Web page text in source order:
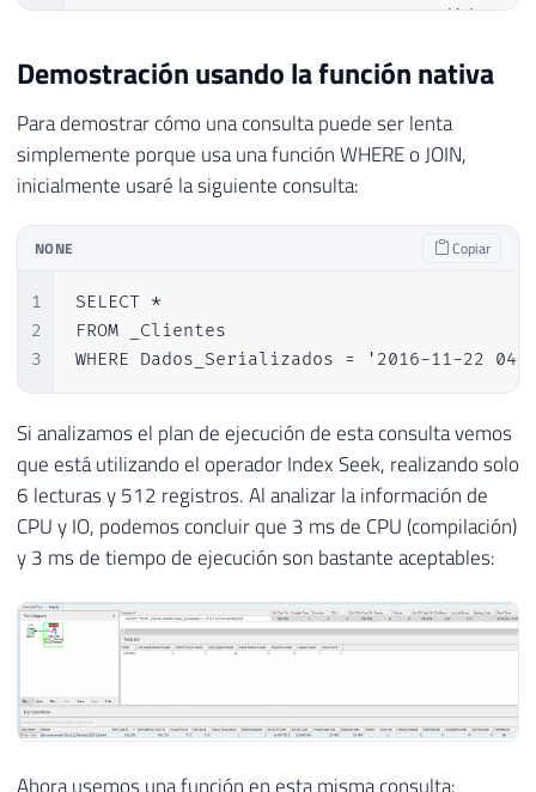
21
CREATE NONCLUSTERED INDEX SK02_Pedidos ON
Demostración usando la función nativa
Para demostrar cómo una consulta puede ser lenta
simplemente porque usa una función WHERE o JOIN,
inicialmente usaré la siguiente consulta:
NONE Copiar
1
2
3
SELECT *
FROM _Clientes
WHERE Dados_Serializados = '2016-11-22
Si analizamos el plan de ejecución de esta consulta vemos
que está utilizando el operador Index Seek, realizando solo
6 lecturas y 512 registros. Al analizar la información de
CPU y IO, podemos concluir que 3 ms de CPU (compilación)
y 3 ms de tiempo de ejecución son bastante aceptables: